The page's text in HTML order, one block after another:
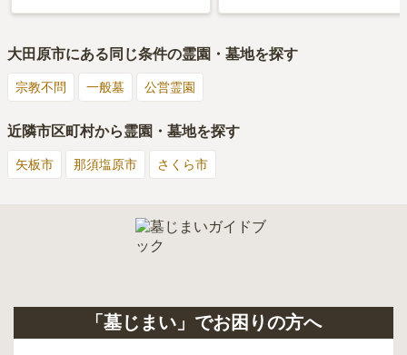
大田原市にある同じ条件の霊園・墓地を探す
宗教不問 一般墓 公営霊園
近隣市区町村から霊園・墓地を探す
矢板市 那須塩原市 さくら市
「墓じまい」でお困りの方へ